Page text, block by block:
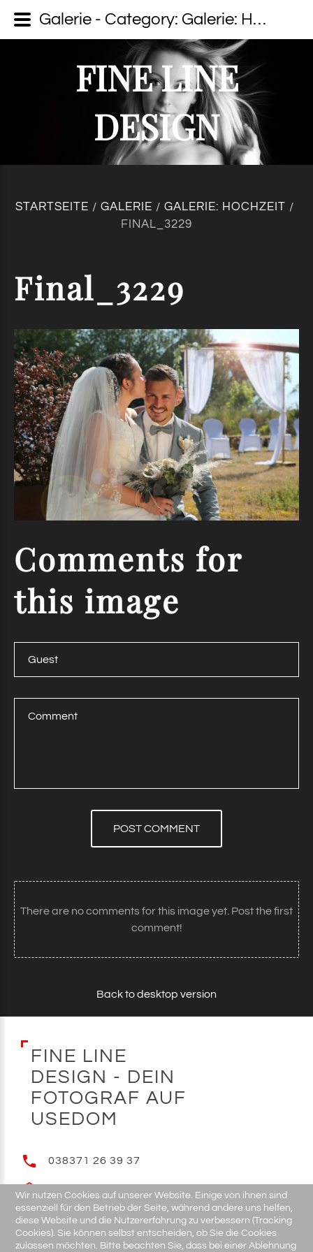
FINE LINE
DESIGN
STARTSEITE / GALERIE / GALERIE: HOCHZEIT /
FINAL_3229
Final_3229
Comments for
this image
POST COMMENT
There are no comments for this image yet. Post the first
comment!
Back to desktop version
F N E L N E
D ES G N - D E N
FOTOG RA F AU F
US E DO M
038371 26 39 37
E-MAIL
Wir nutzen Cookies auf unserer Website. Einige von ihnen sind
essenziell für den Betrieb der Seite, während andere uns helfen,
diese Website und die Nutzererfahrung zu verbessern (Tracking
Cookies). Sie können selbst entscheiden, ob Sie die Cookies
zulassen möchten. Bitte beachten Sie, dass bei einer Ablehnung
Galerie - Category: Galerie: Hochzeit - Image: Final_3229 - fine line design - Dein Fotograf auf Usedom